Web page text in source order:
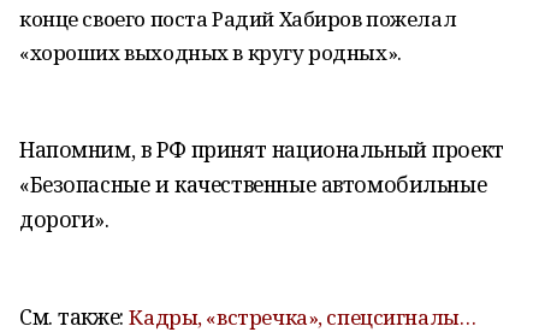
конце своего поста Радий Хабиров пожелал
«хороших выходных в кругу родных».
Напомним, в РФ принят национальный проект
«Безопасные и качественные автомобильные
дороги».
См. также:Кадры, «встречка», спецсигналы…